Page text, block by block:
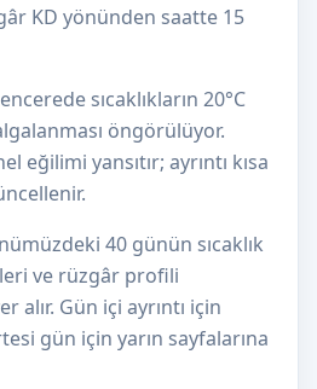
KD yönünden saatte 15
sıcaklıkların 20°C
öngörülüyor.
eğilimi yansıtır; ayrıntı kısa
40 günün sıcaklık
ve rüzgâr profili
alır. Gün içi ayrıntı için
gün için yarın sayfalarına